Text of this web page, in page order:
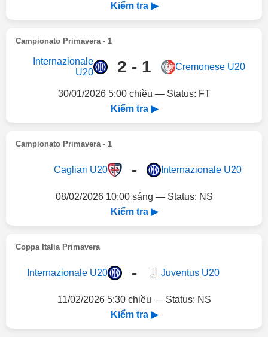
Kiểm tra ▶
Campionato Primavera - 1
Internazionale
U20
2 - 1 Cremonese U20
30/01/2026 5:00 chiều — Status: FT
Kiểm tra ▶
Campionato Primavera - 1
Cagliari U20 - Internazionale U20
08/02/2026 10:00 sáng — Status: NS
Kiểm tra ▶
Coppa Italia Primavera
Internazionale U20 - Juventus U20
11/02/2026 5:30 chiều — Status: NS
Kiểm tra ▶